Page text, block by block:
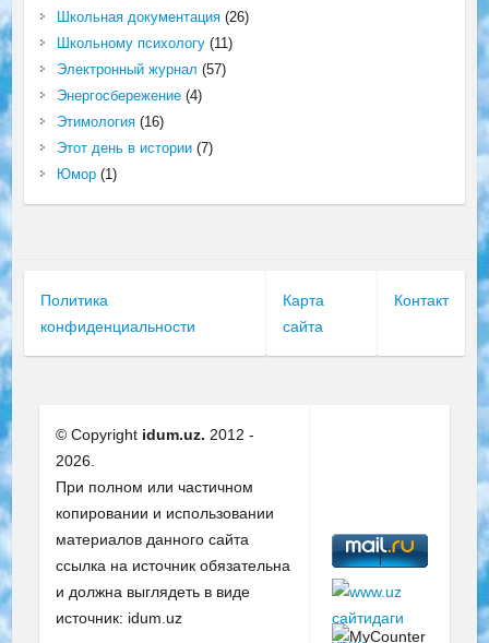
Школьная документация(26)
Школьному психологу(11)
Электронный журнал (57)
Энергосбережение(4)
Этимология(16)
Этот день в истории(7)
Юмор(1)
Политика
конфиденциальности
Карта
сайта
Контакт
© Copyright idum.uz. 2012 -
2026.
При полном или частичном
копировании и использовании
материалов данного сайта
ссылка на источник обязательна
и должна выглядеть в виде
источник: idum.uz